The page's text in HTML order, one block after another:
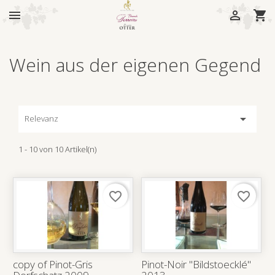
 

Wein aus der eigenen Gegend
Relevanz 
1 - 10 von 10 Artikel(n)
copy of Pinot-Gris
favorite_border
Pinot-Noir "Bildstoecklé"
favorite_border